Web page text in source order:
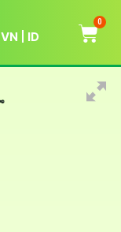
VN ID
0